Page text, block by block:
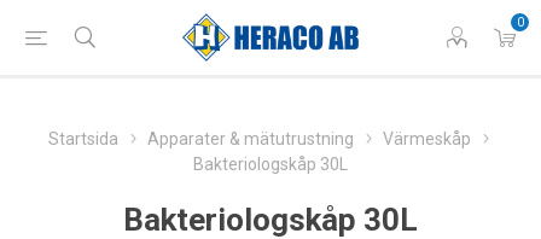
0
Startsida Apparater & mätutrustning
Värmeskåp
Bakteriologskåp 30L
Bakteriologskåp 30L